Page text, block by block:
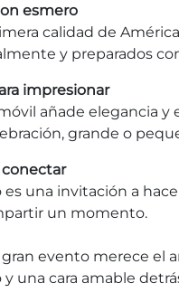
esmero
calidad de
y preparados
impresionar
añade elegancia y
grande o
conectar
es una invitación a
un momento.
evento merece el
una cara amable